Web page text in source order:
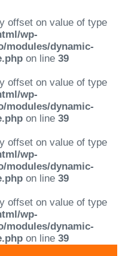
offset on value of type
wp-
modules/dynamic-
on line 39
offset on value of type
wp-
modules/dynamic-
on line 39
offset on value of type
wp-
modules/dynamic-
on line 39
offset on value of type
wp-
modules/dynamic-
on line 39